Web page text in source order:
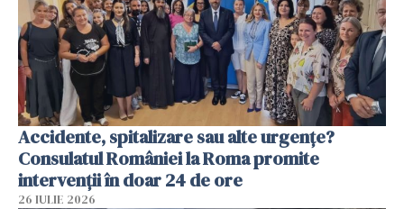
Accidente, spitalizare sau alte urgențe?
Consulatul României la Roma promite
intervenții în doar 24 de ore
26 IULIE 2026